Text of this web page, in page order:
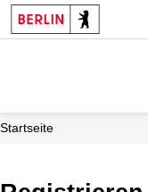
Startseite